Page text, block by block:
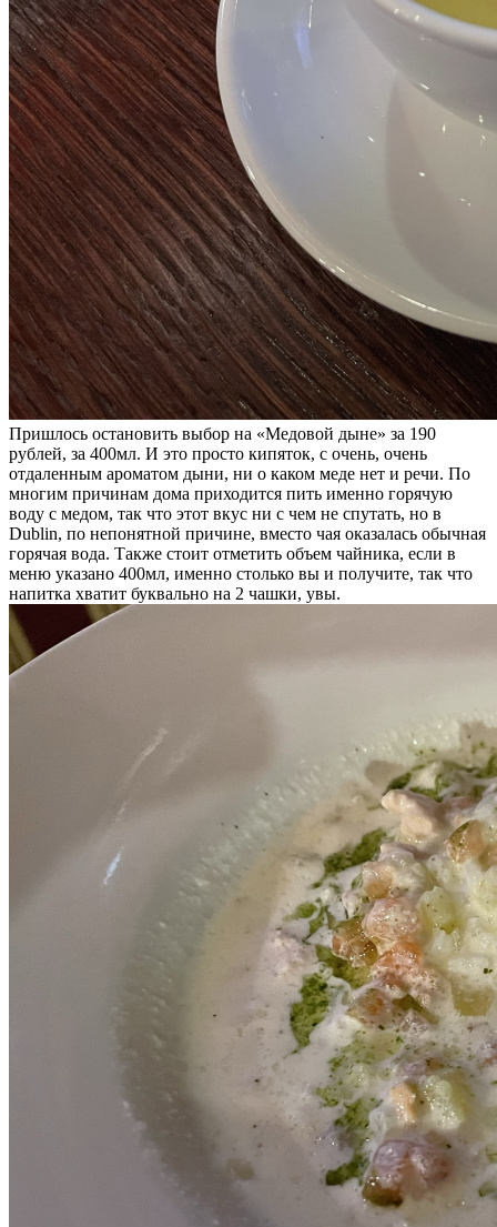
Пришлось остановить выбор на «Медовой дыне» за 190
рублей, за 400мл. И это просто кипяток, с очень, очень
отдаленным ароматом дыни, ни о каком меде нет и речи. По
многим причинам дома приходится пить именно горячую
воду с медом, так что этот вкус ни с чем не спутать, но в
Dublin, по непонятной причине, вместо чая оказалась обычная
горячая вода. Также стоит отметить объем чайника, если в
меню указано 400мл, именно столько вы и получите, так что
напитка хватит буквально на 2 чашки, увы.